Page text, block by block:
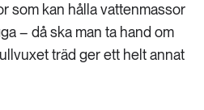
som kan hålla vattenmassor
– då ska man ta hand om
träd ger ett helt annat